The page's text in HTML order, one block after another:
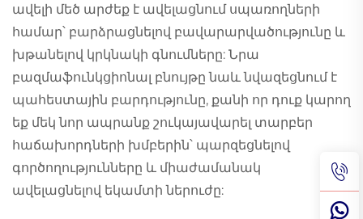
ավելի մեծ արժեք է ավելացնում սպառողների
համար՝ բարձրացնելով բավարարվածությունը և
խթանելով կրկնակի գնումները: Նրա
բազմաֆունկցիոնալ բնույթը նաև նվազեցնում է
պահեստային բարդությունը, քանի որ դուք կարող
եք մեկ նոր ապրանք շուկայավարել տարբեր
հաճախորդների խմբերին՝ պարզեցնելով
գործողությունները և միաժամանակ
ավելացնելով եկամտի ներուժը: